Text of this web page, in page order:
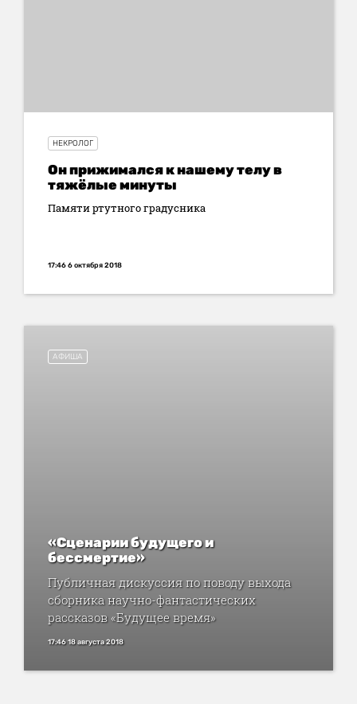
НЕКРОЛОГ
Он прижимался к нашему телу в
тяжёлые минуты
Памяти ртутного градусника
17:46 6 октября 2018
АФИША
«Сценарии будущего и
бессмертие»
Публичная дискуссия по поводу выхода
сборника научно-фантастических
рассказов «Будущее время»
17:46 18 августа 2018